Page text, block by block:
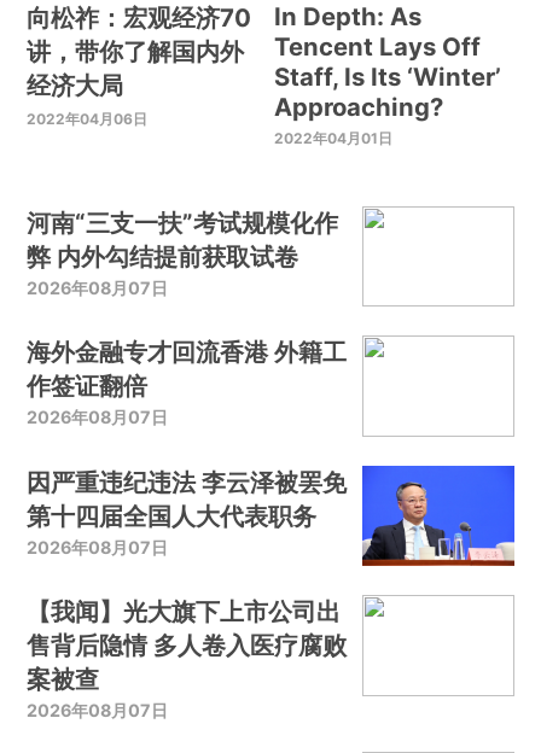
向松祚：宏观经济70
讲，带你了解国内外
经济大局
2022年04月06日
In Depth: As
Tencent Lays Off
Staff, Is Its ‘Winter’
Approaching?
2022年04月01日
河南“三支一扶”考试规模化作
弊 内外勾结提前获取试卷
2026年08月07日
海外金融专才回流香港 外籍工
作签证翻倍
2026年08月07日
因严重违纪违法 李云泽被罢免
第十四届全国人大代表职务
2026年08月07日
【我闻】光大旗下上市公司出
售背后隐情 多人卷入医疗腐败
案被查
2026年08月07日